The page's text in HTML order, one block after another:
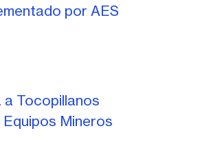
por AES
a Tocopillanos
Mineros